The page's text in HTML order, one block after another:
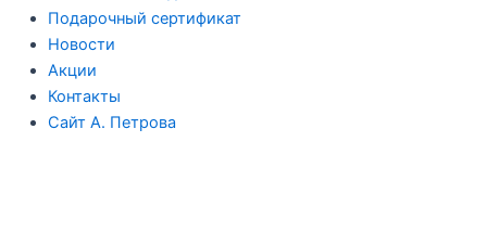
Подарочный сертификат
Новости
Акции
Контакты
Сайт А. Петрова